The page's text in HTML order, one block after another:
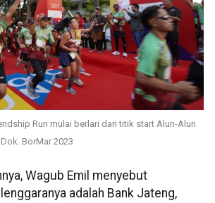
Run mulai berlari dari titik start Alun-Alun
BorMar 2023
Wagub Emil menyebut
adalah Bank Jateng,